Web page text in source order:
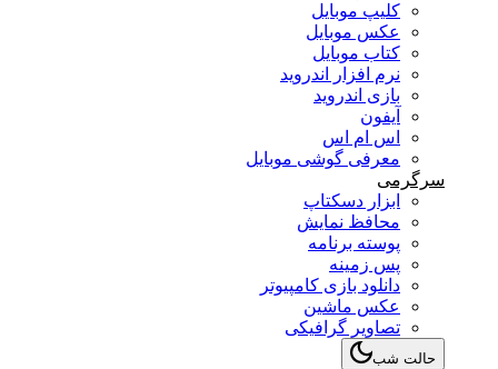
کلیپ موبایل
عکس موبایل
کتاب موبایل
نرم افزار اندروید
بازی اندروید
آیفون
اس ام اس
معرفی گوشی موبایل
سرگرمی
ابزار دسکتاپ
محافظ نمایش
پوسته برنامه
پس زمینه
دانلود بازی کامپیوتر
عکس ماشین
تصاویر گرافیکی
حالت شب